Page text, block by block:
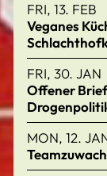
FRI, 13. FEB
Veganes
FRI, 30. JAN
Offener
MON, 12.